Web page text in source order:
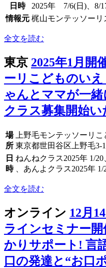
日時
2025年 7/6(日)、8/
情報元 梶山モンテッソーリ
全文を読む
東京 2025年1月開
ーリこどものい
ゃんとママが一
クラス募集開始い
場
所
上野毛モンテッソーリ
東京都世田谷区上野毛3-
日
時
ねんねクラス2025年 1/20
、あんよクラス2025年
全文を読む
オンライン 12月
ラインセミナー
かりサポート! 言
口の発達と“お口